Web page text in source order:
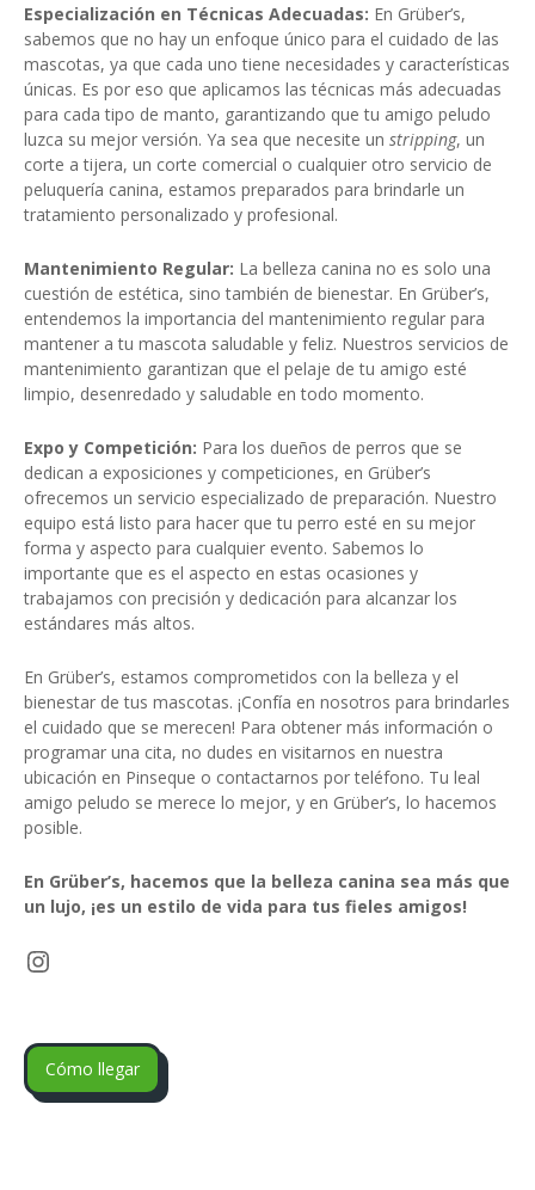
Especialización en Técnicas Adecuadas: En Grüber’s,
sabemos que no hay un enfoque único para el cuidado de las
mascotas, ya que cada uno tiene necesidades y características
únicas. Es por eso que aplicamos las técnicas más adecuadas
para cada tipo de manto, garantizando que tu amigo peludo
luzca su mejor versión. Ya sea que necesite un stripping, un
corte a tijera, un corte comercial o cualquier otro servicio de
peluquería canina, estamos preparados para brindarle un
tratamiento personalizado y profesional.
Mantenimiento Regular: La belleza canina no es solo una
cuestión de estética, sino también de bienestar. En Grüber’s,
entendemos la importancia del mantenimiento regular para
mantener a tu mascota saludable y feliz. Nuestros servicios de
mantenimiento garantizan que el pelaje de tu amigo esté
limpio, desenredado y saludable en todo momento.
Expo y Competición: Para los dueños de perros que se
dedican a exposiciones y competiciones, en Grüber’s
ofrecemos un servicio especializado de preparación. Nuestro
equipo está listo para hacer que tu perro esté en su mejor
forma y aspecto para cualquier evento. Sabemos lo
importante que es el aspecto en estas ocasiones y
trabajamos con precisión y dedicación para alcanzar los
estándares más altos.
En Grüber’s, estamos comprometidos con la belleza y el
bienestar de tus mascotas. ¡Confía en nosotros para brindarles
el cuidado que se merecen! Para obtener más información o
programar una cita, no dudes en visitarnos en nuestra
ubicación en Pinseque o contactarnos por teléfono. Tu leal
amigo peludo se merece lo mejor, y en Grüber’s, lo hacemos
posible.
En Grüber’s, hacemos que la belleza canina sea más que
un lujo, ¡es un estilo de vida para tus fieles amigos!
Instagram
Cómo llegar